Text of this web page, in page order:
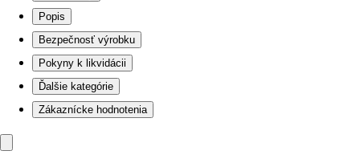
Popis
Bezpečnosť výrobku
Pokyny k likvidácii
Ďalšie kategórie
Zákaznícke hodnotenia